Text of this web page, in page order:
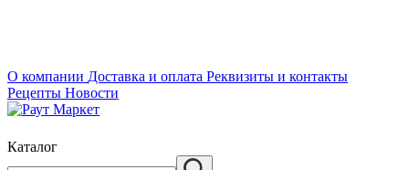
О компании Доставка и оплата Реквизиты и контакты
Рецепты Новости
Каталог